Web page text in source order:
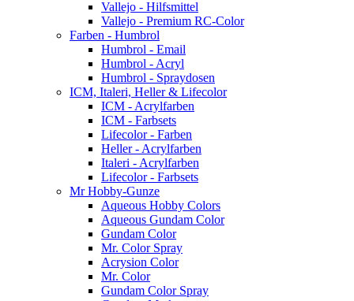
Vallejo - Hilfsmittel
Vallejo - Premium RC-Color
Farben - Humbrol
Humbrol - Email
Humbrol - Acryl
Humbrol - Spraydosen
ICM, Italeri, Heller & Lifecolor
ICM - Acrylfarben
ICM - Farbsets
Lifecolor - Farben
Heller - Acrylfarben
Italeri - Acrylfarben
Lifecolor - Farbsets
Mr Hobby-Gunze
Aqueous Hobby Colors
Aqueous Gundam Color
Gundam Color
Mr. Color Spray
Acrysion Color
Mr. Color
Gundam Color Spray